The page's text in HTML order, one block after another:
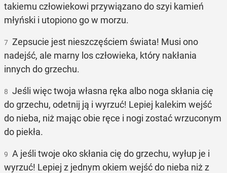
takiemu człowiekowi przywiązano do szyi kamień
młyński i utopiono go w morzu.
7 Zepsucie jest nieszczęściem świata! Musi ono
nadejść, ale marny los człowieka, który nakłania
innych do grzechu.
8 Jeśli więc twoja własna ręka albo noga skłania cię
do grzechu, odetnij ją i wyrzuć! Lepiej kalekim wejść
do nieba, niż mając obie ręce i nogi zostać wrzuconym
do piekła.
9 A jeśli twoje oko skłania cię do grzechu, wyłup je i
wyrzuć! Lepiej z jednym okiem wejść do nieba niż z